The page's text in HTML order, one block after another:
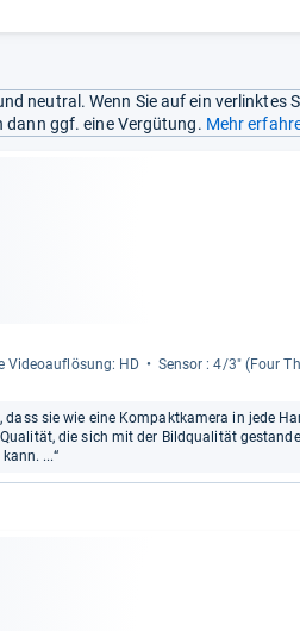
neutral. Wenn Sie auf ein verlinktes
dann ggf. eine Vergütung. Mehr
Videoauf­lö­sung: HD Sen­sor : 4/3" (Four
dass sie wie eine Kompaktkamera in jede
die sich mit der Bildqualität
...“